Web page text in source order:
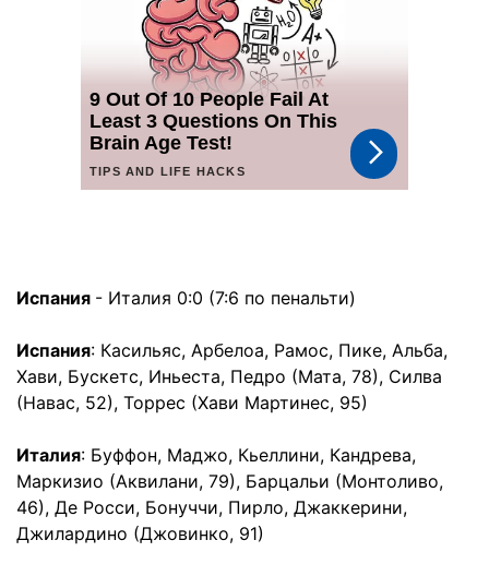
Испания - Италия 0:0 (7:6 по пенальти)
Испания: Касильяс, Арбелоа, Рамос, Пике, Альба,
Хави, Бускетс, Иньеста, Педро (Мата, 78), Силва
(Навас, 52), Торрес (Хави Мартинес, 95)
Италия: Буффон, Маджо, Кьеллини, Кандрева,
Маркизио (Аквилани, 79), Барцальи (Монтоливо,
46), Де Росси, Бонуччи, Пирло, Джаккерини,
Джилардино (Джовинко, 91)